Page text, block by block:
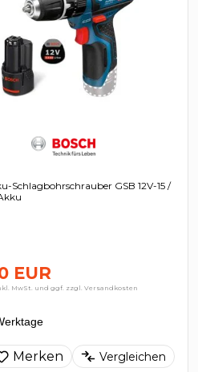
Schlagbohrschrauber GSB 12V-15 /
EUR
MwSt. und ggf. zzgl. Versandkosten
Merken Vergleichen